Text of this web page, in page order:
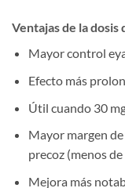
Ventajas de la dosis
Mayor control
Efecto más
Útil cuando 30
Mayor margen
precoz (menos
Mejora más